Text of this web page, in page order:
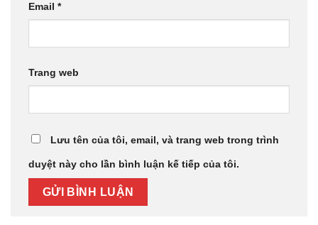
Email *
Trang web
Lưu tên của tôi, email, và trang web trong trình
duyệt này cho lần bình luận kế tiếp của tôi.